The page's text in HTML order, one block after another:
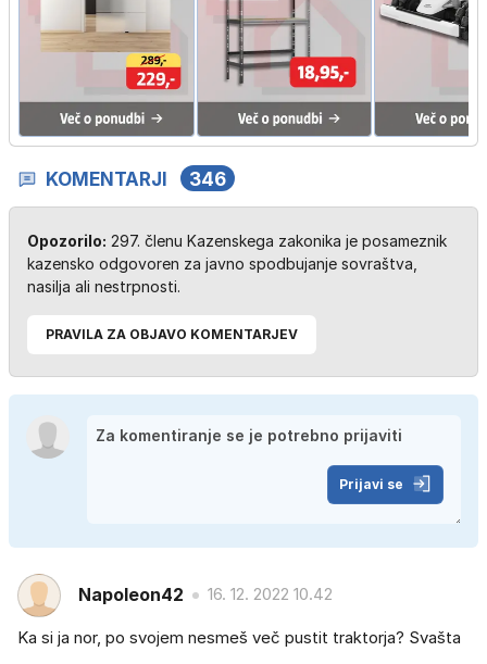
KOMENTARJI 346
Opozorilo: 297. členu Kazenskega zakonika je posameznik
kazensko odgovoren za javno spodbujanje sovraštva,
nasilja ali nestrpnosti.
PRAVILA ZA OBJAVO KOMENTARJEV
Prijavi se
Napoleon42 16. 12. 2022 10.42
Ka si ja nor, po svojem nesmeš več pustit traktorja? Svašta